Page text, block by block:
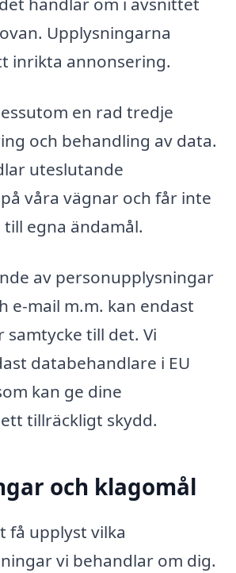
ovan. Upplysningarna
inrikta annonsering.
en rad tredje
och behandling av data.
uteslutande
våra vägnar och får inte
egna ändamål.
av personupplysningar
e-mail m.m. kan endast
samtycke till det. Vi
databehandlare i EU
kan ge dine
tillräckligt skydd.
och klagomål
få upplyst vilka
vi behandlar om dig.